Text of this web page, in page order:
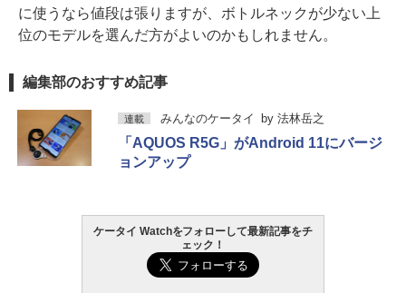
に使うなら値段は張りますが、ボトルネックが少ない上
位のモデルを選んだ方がよいのかもしれません。
編集部のおすすめ記事
連載 みんなのケータイ by 法林岳之
「AQUOS R5G」がAndroid 11にバージ
ョンアップ
ケータイ Watchをフォローして最新記事をチ
ェック！